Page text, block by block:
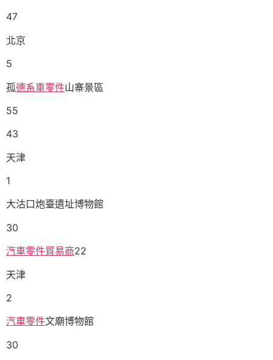
47
北京
5
孤德系車零件山寨景區
55
43
天津
1
大沽口炮臺遺址博物館
30
汽車零件貿易商22
天津
2
汽車零件文廟博物館
30